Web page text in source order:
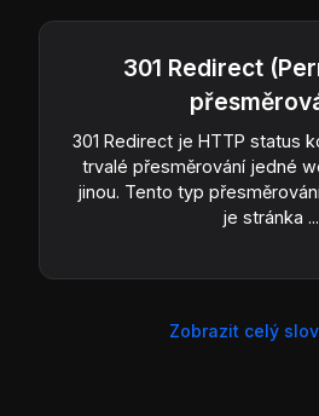
301 Redirect
301 Redirect je HTTP status
trvalé přesměrování jedné
jinou. Tento typ
je stránka ...
Zobrazit celý